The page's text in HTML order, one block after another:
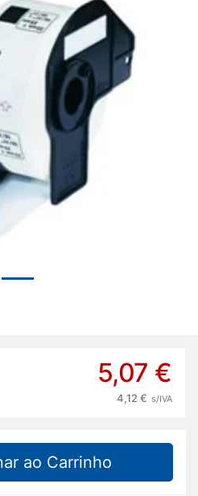
5,07 €
4,12 € s/IVA
ao Carrinho